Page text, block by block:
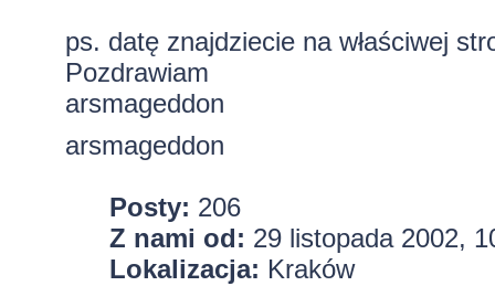
ps. datę znajdziecie na właściwej
Pozdrawiam
arsmageddon
arsmageddon
Posty: 206
Z nami od: 29 listopada 2002,
Lokalizacja: Kraków